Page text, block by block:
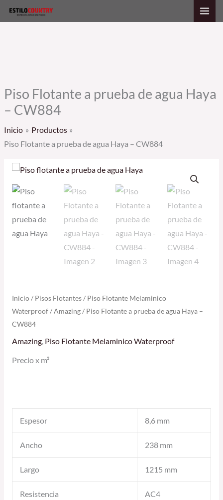
al
Piso Flotante a prueba de agua Haya
– CW884
Inicio
Productos
Piso Flotante a prueba de agua Haya – CW884
Inicio/ Pisos Flotantes/ Piso Flotante Melaminico
Waterproof/Amazing/ Piso Flotante a prueba de agua Haya –
CW884
Amazing, Piso Flotante Melaminico Waterproof
Precio x m²
Espesor 8,6 mm
Ancho 238 mm
Largo 1215 mm
Resistencia AC4